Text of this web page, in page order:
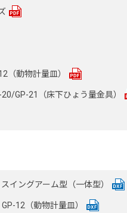
（動物計量皿）
GP-21（床下ひょう量金具）
イングアーム型（一体型）
12（動物計量皿）